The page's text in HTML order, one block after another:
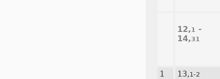
12,1
-
14,31
1 13,1-2